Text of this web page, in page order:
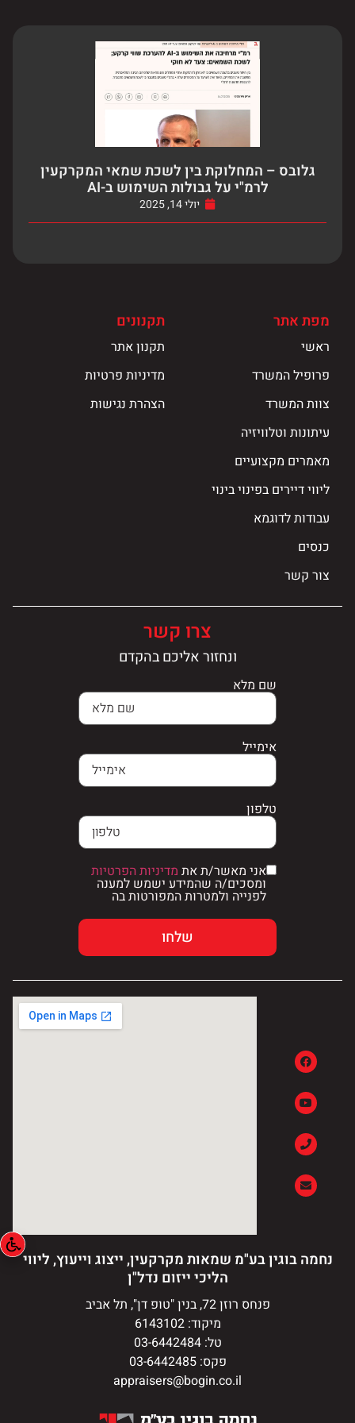
גלובס – המחלוקת בין לשכת שמאי המקרקעין
לרמ"י על גבולות השימוש ב-AI
יולי 14, 2025
מפת אתר
ראשי
פרופיל המשרד
צוות המשרד
עיתונות וטלוויזיה
מאמרים מקצועיים
ליווי דיירים בפינוי בינוי
עבודות לדוגמא
כנסים
צור קשר
תקנונים
תקנון אתר
מדיניות פרטיות
הצהרת נגישות
צרו קשר
ונחזור אליכם בהקדם
שם מלא
אימייל
טלפון
אני מאשר/ת את מדיניות הפרטיות
ומסכים/ה שהמידע ישמש למענה
לפנייה ולמטרות המפורטות בה
נחמה בוגין בע"מ שמאות מקרקעין, ייצוג וייעוץ, ליווי
הליכי ייזום נדל"ן
פנחס רוזן 72, בנין "טופ דן", תל אביב
מיקוד: 6143102
טל: 03-6442484
פקס: 03-6442485
appraisers@bogin.co.il